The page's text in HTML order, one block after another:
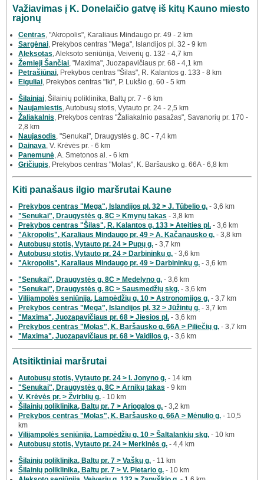
Važiavimas į K. Donelaičio gatvę iš kitų Kauno miesto
rajonų
Centras , "Akropolis", Karaliaus Mindaugo pr. 49 - 2 km
Sargėnai , Prekybos centras "Mega", Islandijos pl. 32 - 9 km
Aleksotas , Aleksoto seniūnija, Veiverių g. 132 - 4,7 km
Žemieji Šančiai , "Maxima", Juozapavičiaus pr. 68 - 4,1 km
Petrašiūnai , Prekybos centras "Šilas", R. Kalantos g. 133 - 8 km
Eiguliai , Prekybos centras "Iki", P. Lukšio g. 60 - 5 km
Šilainiai , Šilainių poliklinika, Baltų pr. 7 - 6 km
Naujamiestis , Autobusų stotis, Vytauto pr. 24 - 2,5 km
Žaliakalnis , Prekybos centras "Žaliakalnio pasažas", Savanorių pr. 170 -
2,8 km
Naujasodis , "Senukai", Draugystės g. 8C - 7,4 km
Dainava , V. Krėvės pr. - 6 km
Panemunė , A. Smetonos al. - 6 km
Gričiupis , Prekybos centras "Molas", K. Baršausko g. 66A - 6,8 km
Kiti panašaus ilgio maršrutai Kaune
Prekybos centras "Mega", Islandijos pl. 32 > J. Tūbelio g. - 3,6 km
"Senukai", Draugystės g. 8C > Kmynų takas - 3,8 km
Prekybos centras "Šilas", R. Kalantos g. 133 > Ateities pl. - 3,6 km
"Akropolis", Karaliaus Mindaugo pr. 49 > A. Kačanausko g. - 3,8 km
Autobusų stotis, Vytauto pr. 24 > Pupų g. - 3,7 km
Autobusų stotis, Vytauto pr. 24 > Darbininkų g. - 3,6 km
"Akropolis", Karaliaus Mindaugo pr. 49 > Darbininkų g. - 3,6 km
"Senukai", Draugystės g. 8C > Medelyno g. - 3,6 km
"Senukai", Draugystės g. 8C > Sausmedžių skg. - 3,6 km
Vilijampolės seniūnija, Lampėdžių g. 10 > Astronomijos g. - 3,7 km
Prekybos centras "Mega", Islandijos pl. 32 > Jūžintų g. - 3,7 km
"Maxima", Juozapavičiaus pr. 68 > Jiesios pl. - 3,6 km
Prekybos centras "Molas", K. Baršausko g. 66A > Piliečių g. - 3,7 km
"Maxima", Juozapavičiaus pr. 68 > Vaidilos g. - 3,6 km
Atsitiktiniai maršrutai
Autobusų stotis, Vytauto pr. 24 > I. Jonyno g. - 14 km
"Senukai", Draugystės g. 8C > Arnikų takas - 9 km
V. Krėvės pr. > Žvirblių g. - 10 km
Šilainių poliklinika, Baltų pr. 7 > Ariogalos g. - 3,2 km
Prekybos centras "Molas", K. Baršausko g. 66A > Mėnulio g. - 10,5
km
Vilijampolės seniūnija, Lampėdžių g. 10 > Šaltalankių skg. - 10 km
Autobusų stotis, Vytauto pr. 24 > Merkinės g. - 4,4 km
Šilainių poliklinika, Baltų pr. 7 > Vaškų g. - 11 km
Šilainių poliklinika, Baltų pr. 7 > V. Pietario g. - 10 km